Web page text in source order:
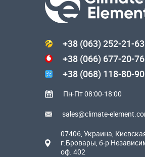
+38 (063) 252-21-63
+38 (066) 677-20-76
+38 (068) 118-80-90
Пн-Пт 08:00-18:00
sales@climate-
07406, Украина,
г.Бровары, б-р
оф. 402